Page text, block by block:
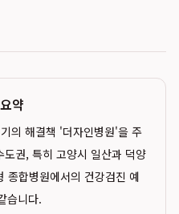
약
의 해결책 '더자인병원'을 주
권, 특히 고양시 일산과 덕양
종합병원에서의 건강검진 예
습니다.